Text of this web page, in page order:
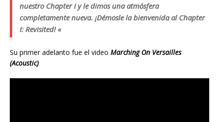
nuestro Chapter I y le dimos una atmósfera
completamente nueva. ¡Démosle la bienvenida al Chapter
I: Revisited! «
Su primer adelanto fue el video Marching On Versailles
(Acoustic)